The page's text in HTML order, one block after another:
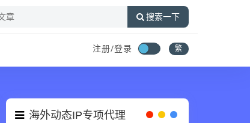
搜索一下
注册/登录 繁
海外动态IP专项代理